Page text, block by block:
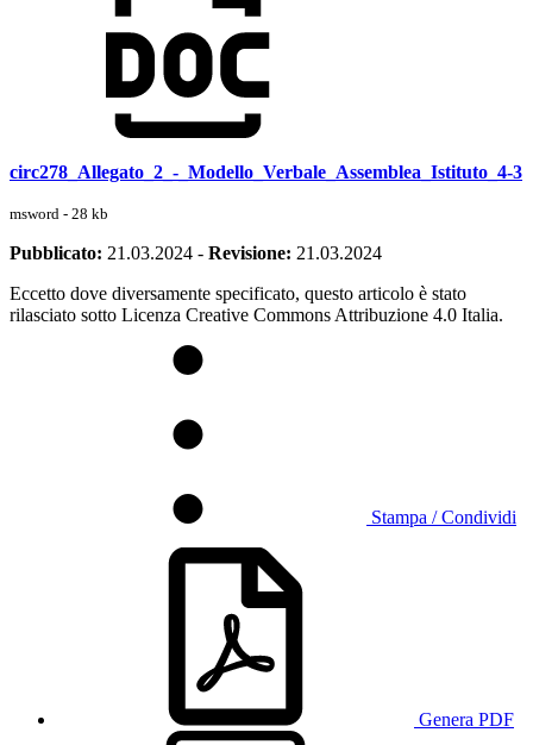
circ278_Allegato_2_-_Modello_Verbale_Assemblea_Istituto_4-3
msword - 28 kb
Pubblicato: 21.03.2024 - Revisione: 21.03.2024
Eccetto dove diversamente specificato, questo articolo è stato
rilasciato sotto Licenza Creative Commons Attribuzione 4.0 Italia.
Stampa / Condividi
Genera PDF